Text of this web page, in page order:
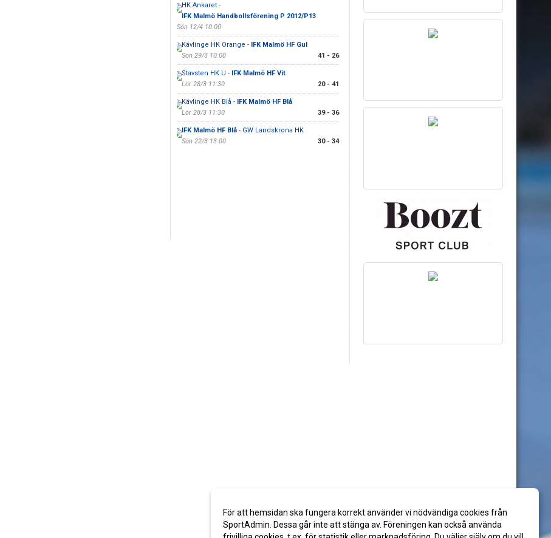
HK Ankaret -
IFK Malmö Handbollsförening P 2012/P13
Sön 12/4 10:00
Kävlinge HK Orange - IFK Malmö HF Gul
Sön 29/3 10:00
41 - 26
Stavsten HK U - IFK Malmö HF Vit
Lör 28/3 11:30
20 - 41
Kävlinge HK Blå - IFK Malmö HF Blå
Lör 28/3 11:30
39 - 36
IFK Malmö HF Blå- GW Landskrona HK
Sön 22/3 13:00
30 - 34
För att hemsidan ska fungera korrekt använder vi nödvändiga cookies från
SportAdmin. Dessa går inte att stänga av. Föreningen kan också använda